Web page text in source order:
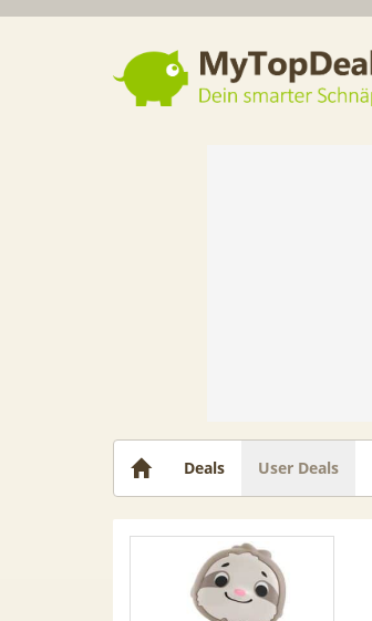
Dein smarter Schnäppchenberater
Deals User Deals